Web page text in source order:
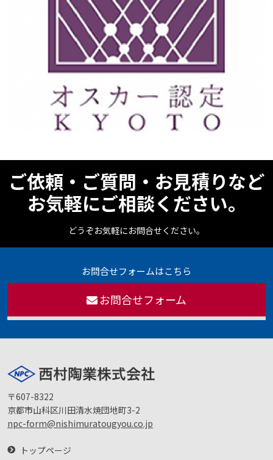
ご依頼・ご質問・お見積りなど
お気軽にご相談ください。
どうぞお気軽にお問合せください。
お問合せフォームはこちら
お問合せフォーム
〒607-8322
京都市山科区川田清水焼団地町3-2
npc-form@nishimuratougyou.co.jp
トップページ